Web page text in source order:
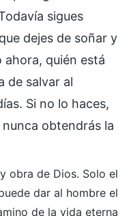
sigues
dejes de soñar y
ahora, quién está
de salvar al
Si no lo haces,
obtendrás la
obra de Dios. Solo el
dar al hombre el
de la vida eterna